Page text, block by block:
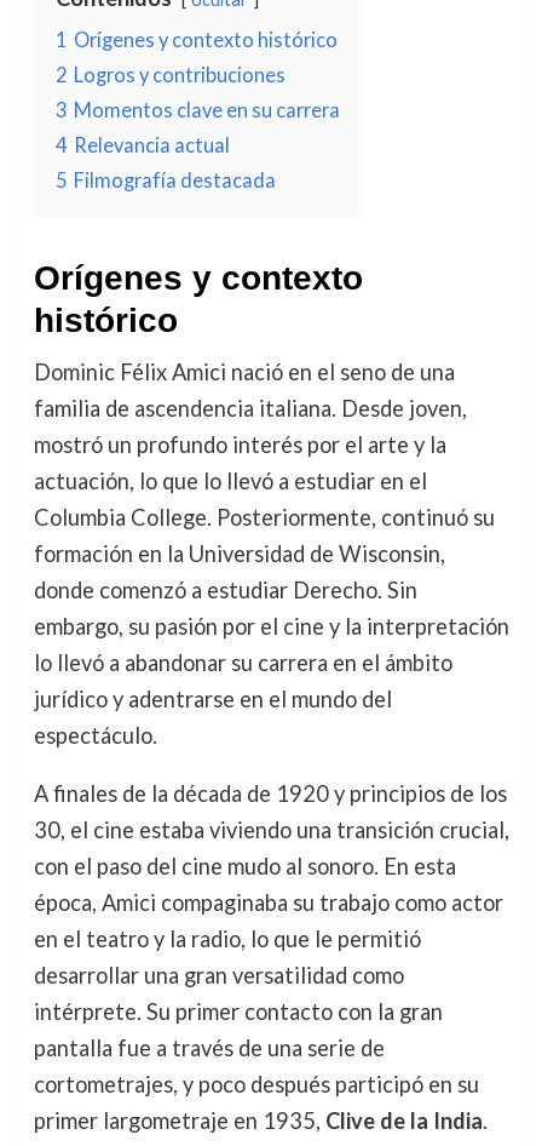
1 Orígenes y contexto histórico
2 Logros y contribuciones
3 Momentos clave en su carrera
4 Relevancia actual
5 Filmografía destacada
Orígenes y contexto
histórico
Dominic Félix Amici nació en el seno de una
familia de ascendencia italiana. Desde joven,
mostró un profundo interés por el arte y la
actuación, lo que lo llevó a estudiar en el
Columbia College. Posteriormente, continuó su
formación en la Universidad de Wisconsin,
donde comenzó a estudiar Derecho. Sin
embargo, su pasión por el cine y la interpretación
lo llevó a abandonar su carrera en el ámbito
jurídico y adentrarse en el mundo del
espectáculo.
A finales de la década de 1920 y principios de los
30, el cine estaba viviendo una transición crucial,
con el paso del cine mudo al sonoro. En esta
época, Amici compaginaba su trabajo como actor
en el teatro y la radio, lo que le permitió
desarrollar una gran versatilidad como
intérprete. Su primer contacto con la gran
pantalla fue a través de una serie de
cortometrajes, y poco después participó en su
primer largometraje en 1935, Clive de la India.